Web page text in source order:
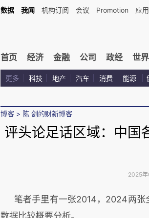
数据 我闻 机构订阅 会议 Promotion 应
首页 经济 金融 公司 政经 世界
更多 科技 地产 汽车 消费 能源
博客 > 陈 剑的财新博客
评头论足话区域：中国
2025
笔者手里有一张2014，2024两张
数据比较概要分析。